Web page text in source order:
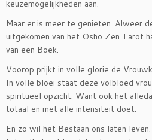
keuzemogelijkheden aan.
Maar er is meer te genieten. Alweer
uitgekomen van het Osho Zen Tarot
van een Boek.
Voorop prijkt in volle glorie de
In volle bloei staat deze volbloed
spiritueel opzicht. Want ook het
totaal en met alle intensiteit doet.
En zo wil het Bestaan ons laten